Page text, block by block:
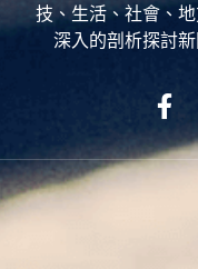
技、生活、社會、
深入的剖析探討